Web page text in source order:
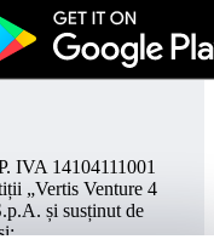
IVA 14104111001
„Vertis Venture 4
și susținut de